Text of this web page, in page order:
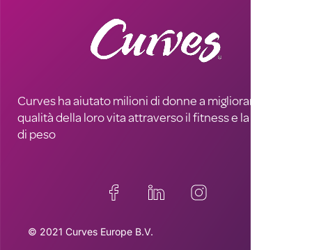
Curves ha aiutato milioni di donne a migliorare la
qualità della loro vita attraverso il fitness e la perdita
di peso
© 2021 Curves Europe B.V.